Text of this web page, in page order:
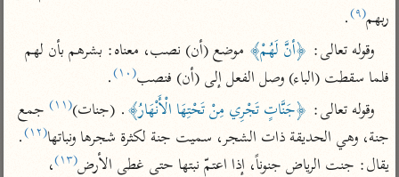
تفسير الماوردي
منتقاة
تفسير ابن القيم
تفسير ابن تيمية
أخرى
أضواء البيان
نظم الدرر للبقاعي
لغة وبلاغة
مركَّزة العبارة
تفسير الجلالين
جامع البيان للإيجي
تفسير البيضاوي
تفسير النسفي
ربهم(٩) .
وقوله تعالى: ﴿أنَّ لَهُمْ﴾
فلما سقطت (الباء) وصل الفعل إلى (أن) فنصب(١٠)
.
وقوله تعالى: ﴿جَنَّاتٍ تَجْرِي مِنْ تَحْتِهَا الْأَنْهَارُ﴾. (جنات)(١١)
جنة، وهي الحديقة ذات الشجر، سميت جنة لكثرة شجرها ونباتها(١٢)
يقال: جنت الرياض جنوناً، إذا اعتمّ نبتها حتى غطى الأرض(١٣)